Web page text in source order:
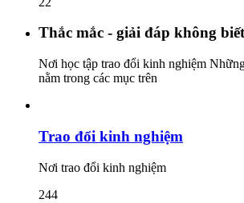
Thắc mắc - giải đáp không
Nơi học tập trao đổi kinh nghiệm
nằm trong các mục trên
Trao đổi kinh nghiệm
Nơi trao đổi kinh nghiệm
244